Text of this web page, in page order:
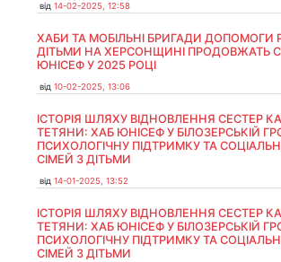
від 14-02-2025, 12:58
ХАБИ ТА МОБІЛЬНІ БРИГАДИ
ДІТЬМИ НА ХЕРСОНЩИНІ ПРОДОВЖАТЬ
ЮНІСЕФ У 2025 РОЦІ
від 10-02-2025, 13:06
ІСТОРІЯ ШЛЯХУ ВІДНОВЛЕННЯ СЕСТЕР
ТЕТЯНИ: ХАБ ЮНІСЕФ У БІЛОЗЕРСЬКІЙ
ПСИХОЛОГІЧНУ ПІДТРИМКУ ТА
СІМЕЙ З ДІТЬМИ
від 14-01-2025, 13:52
ІСТОРІЯ ШЛЯХУ ВІДНОВЛЕННЯ СЕСТЕР
ТЕТЯНИ: ХАБ ЮНІСЕФ У БІЛОЗЕРСЬКІЙ
ПСИХОЛОГІЧНУ ПІДТРИМКУ ТА
СІМЕЙ З ДІТЬМИ